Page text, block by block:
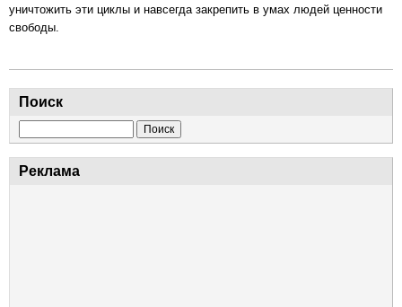
уничтожить эти циклы и навсегда закрепить в умах людей ценности
свободы.
Поиск
Реклама